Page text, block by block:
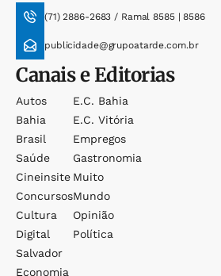
(71) 2886-2683 / Ramal 8585 | 8586
publicidade@grupoatarde.com.br
Canais e Editorias
Autos
Bahia
Brasil
Saúde
Cineinsite
Concursos
Cultura
Digital
Salvador
Economia
E.c. Bahia
E.c. Vitória
Empregos
Gastronomia
Muito
Mundo
Opinião
Política